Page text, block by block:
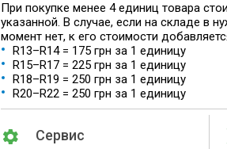
При покупке менее 4 единиц товара
указанной. В случае, если на складе в
момент нет, к его стоимости
R13–R14 = 175 грн за 1 единицу
R15–R17 = 225 грн за 1 единицу
R18–R19 = 250 грн за 1 единицу
R20–R22 = 250 грн за 1 единицу
Сервис